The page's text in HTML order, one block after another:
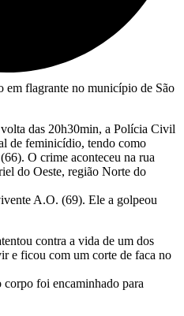
das 20h30min, a Polícia Civil
de feminicídio, tendo como
O crime aconteceu na rua
do Oeste, região Norte do
A.O. (69). Ele a golpeou
contra a vida de um dos
e ficou com um corte de faca no
foi encaminhado para